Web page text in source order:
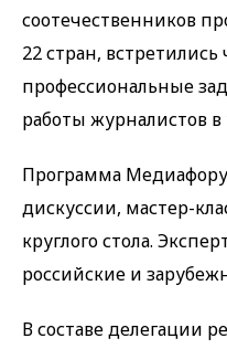
соотечественников
22 стран,
профессиональные
работы журналистов
Программа
дискуссии, мастер-
круглого стола.
российские и
В составе делегации